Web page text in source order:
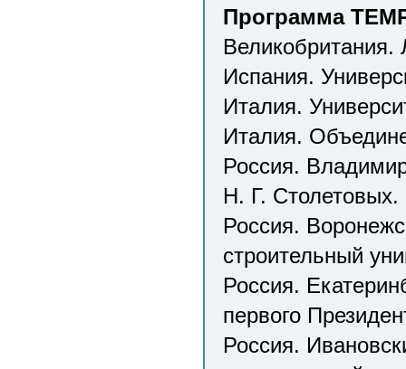
Программа
Великобритания.
Испания.
Италия.
Италия.
Россия.
Н. Г. Столетовых.
Россия.
строительный
Россия.
первого
Россия.